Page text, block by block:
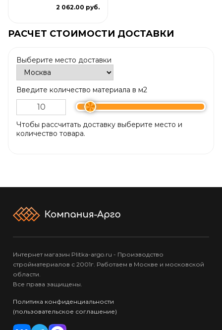
2 062.00 руб.
РАСЧЕТ СТОИМОСТИ ДОСТАВКИ
Выберите место доставки
Введите количество материала в м2
Чтобы рассчитать доставку выберите место и
количество товара.
Интернет магазин Plitka-argo.ru - Производство
стройматериалов с 2001г. Работаем в Москве и московской
области.
Все права защищены.
Политика конфиденциальности
(пользовательское соглашение)